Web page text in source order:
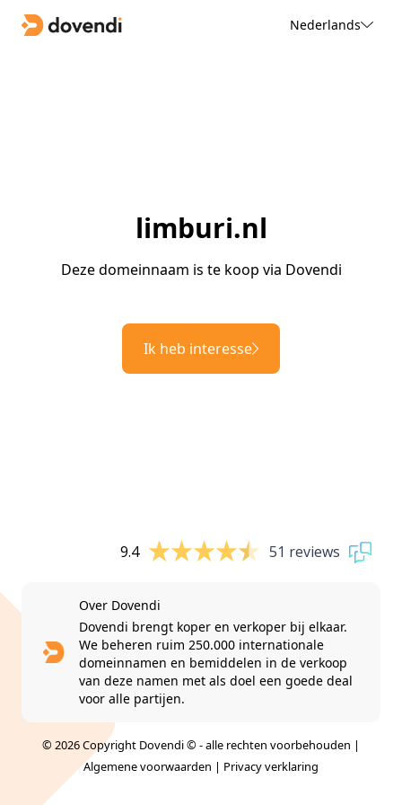
Nederlands
limburi.nl
Deze domeinnaam is te koop via Dovendi
Ik heb interesse
9.4 51 reviews
Over Dovendi
Dovendi brengt koper en verkoper bij elkaar.
We beheren ruim 250.000 internationale
domeinnamen en bemiddelen in de verkoop
van deze namen met als doel een goede deal
voor alle partijen.
© 2026 Copyright Dovendi © - alle rechten voorbehouden |
Algemene voorwaarden | Privacy verklaring